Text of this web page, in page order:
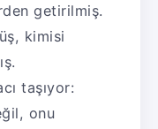
getirilmiş.
kimisi
taşıyor:
onu